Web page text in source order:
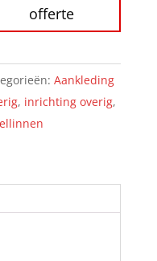
offerte
Aankleding
, inrichting overig,